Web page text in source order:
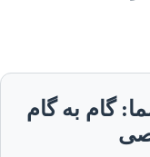
گام به گام